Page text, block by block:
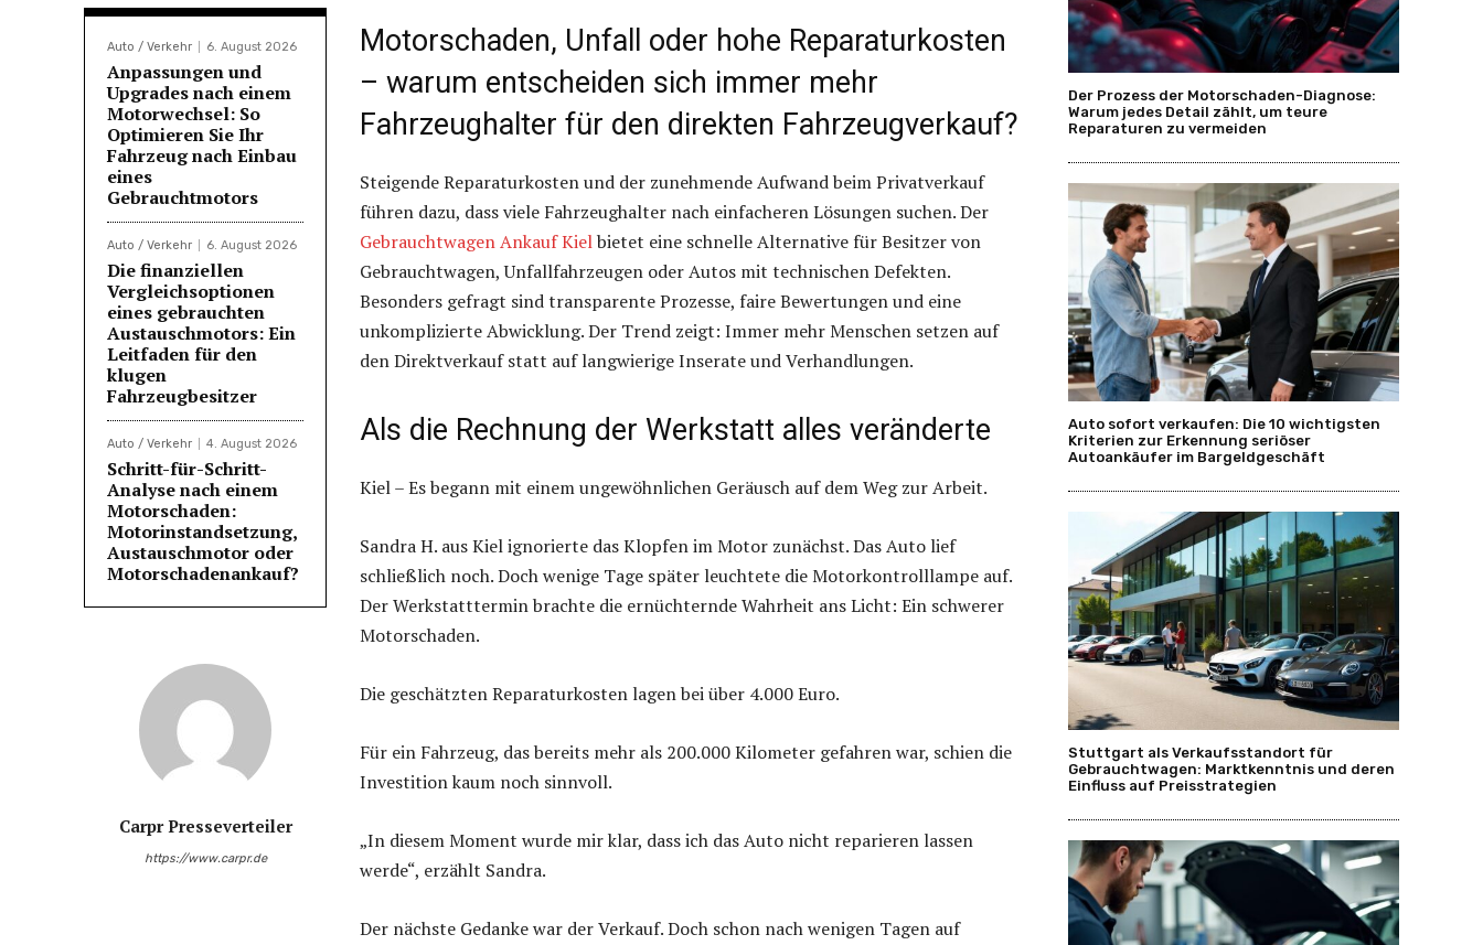
Auto / Verkehr 6. August 2026
Anpassungen und
Upgrades nach einem
Motorwechsel: So
Optimieren Sie Ihr
Fahrzeug nach Einbau
eines
Gebrauchtmotors
Auto / Verkehr 6. August 2026
Die finanziellen
Vergleichsoptionen
eines gebrauchten
Austauschmotors: Ein
Leitfaden für den
klugen
Fahrzeugbesitzer
Auto / Verkehr 4. August 2026
Schritt-für-Schritt-
Analyse nach einem
Motorschaden:
Motorinstandsetzung,
Austauschmotor oder
Motorschadenankauf?
Carpr Presseverteiler
https://www.carpr.de
Motorschaden, Unfall oder hohe Reparaturkosten
– warum entscheiden sich immer mehr
Fahrzeughalter für den direkten Fahrzeugverkauf?
Steigende Reparaturkosten und der zunehmende Aufwand beim Privatverkauf
führen dazu, dass viele Fahrzeughalter nach einfacheren Lösungen suchen. Der
Gebrauchtwagen Ankauf Kielbietet eine schnelle Alternative für Besitzer von
Gebrauchtwagen, Unfallfahrzeugen oder Autos mit technischen Defekten.
Besonders gefragt sind transparente Prozesse, faire Bewertungen und eine
unkomplizierte Abwicklung. Der Trend zeigt: Immer mehr Menschen setzen auf
den Direktverkauf statt auf langwierige Inserate und Verhandlungen.
Als die Rechnung der Werkstatt alles veränderte
Kiel – Es begann mit einem ungewöhnlichen Geräusch auf dem Weg zur Arbeit.
Sandra H. aus Kiel ignorierte das Klopfen im Motor zunächst. Das Auto lief
schließlich noch. Doch wenige Tage später leuchtete die Motorkontrolllampe auf.
Der Werkstatttermin brachte die ernüchternde Wahrheit ans Licht: Ein schwerer
Motorschaden.
Die geschätzten Reparaturkosten lagen bei über 4.000 Euro.
Für ein Fahrzeug, das bereits mehr als 200.000 Kilometer gefahren war, schien die
Investition kaum noch sinnvoll.
„In diesem Moment wurde mir klar, dass ich das Auto nicht reparieren lassen
werde“, erzählt Sandra.
Der nächste Gedanke war der Verkauf. Doch schon nach wenigen Tagen auf
Der Prozess der Motorschaden-Diagnose:
Warum jedes Detail zählt, um teure
Reparaturen zu vermeiden
Auto sofort verkaufen: Die 10 wichtigsten
Kriterien zur Erkennung seriöser
Autoankäufer im Bargeldgeschäft
Stuttgart als Verkaufsstandort für
Gebrauchtwagen: Marktkenntnis und deren
Einfluss auf Preisstrategien